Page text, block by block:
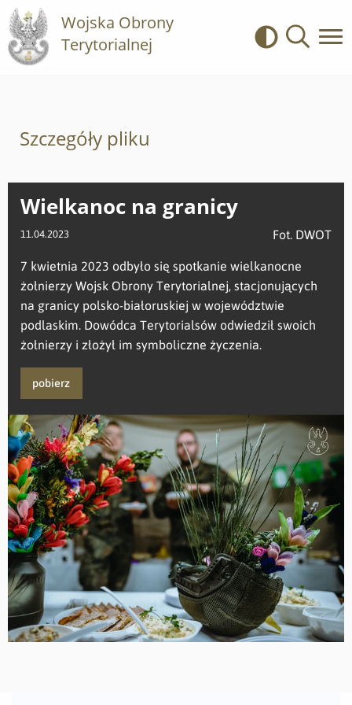
Wojska Obrony
Terytorialnej
Kontrast
Szczegóły pliku
Wielkanoc na granicy
11.04.2023 Fot. DWOT
7 kwietnia 2023 odbyło się spotkanie wielkanocne
żołnierzy Wojsk Obrony Terytorialnej, stacjonujących
na granicy polsko-białoruskiej w województwie
podlaskim. Dowódca Terytorialsów odwiedził swoich
żołnierzy i złożył im symboliczne życzenia.
pobierz